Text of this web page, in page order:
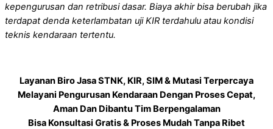
kepengurusan dan retribusi dasar. Biaya akhir bisa berubah jika
terdapat denda keterlambatan uji KIR terdahulu atau kondisi
teknis kendaraan tertentu.
Layanan Biro Jasa STNK, KIR, SIM & Mutasi Terpercaya
Melayani Pengurusan Kendaraan Dengan Proses Cepat,
Aman Dan Dibantu Tim Berpengalaman
Bisa Konsultasi Gratis & Proses Mudah Tanpa Ribet